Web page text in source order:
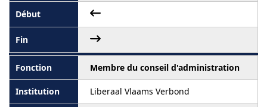
Membre du conseil d'administration
Liberaal Vlaams Verbond